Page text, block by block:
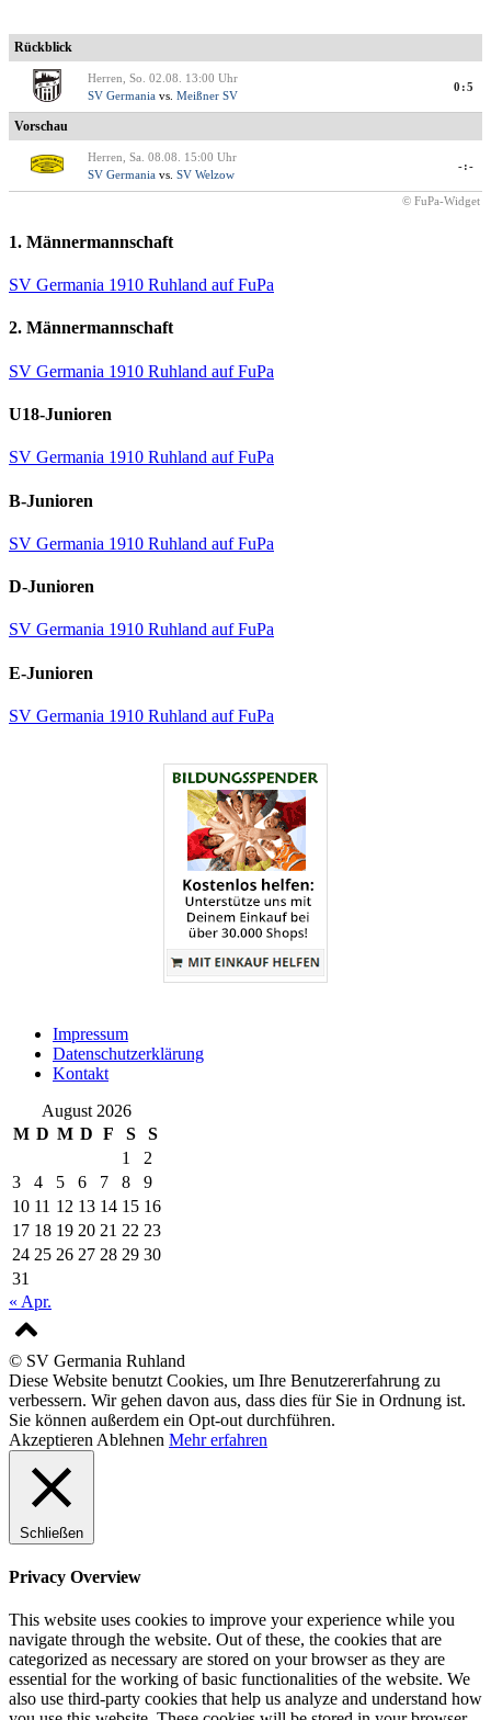
Rückblick
Herren, So. 02.08. 13:00 Uhr
SV Germania vs. Meißner SV
0:5
Vorschau
Herren, Sa. 08.08. 15:00 Uhr
SV Germania vs. SV Welzow
-:-
© FuPa-Widget
1. Männermannschaft
SV Germania 1910 Ruhland auf FuPa
2. Männermannschaft
SV Germania 1910 Ruhland auf FuPa
U18-Junioren
SV Germania 1910 Ruhland auf FuPa
B-Junioren
SV Germania 1910 Ruhland auf FuPa
D-Junioren
SV Germania 1910 Ruhland auf FuPa
E-Junioren
SV Germania 1910 Ruhland auf FuPa
Impressum
Datenschutzerklärung
Kontakt
August 2026
M D M D F S
S
1
2
3
4 5 6 7 8
9
10 11 12 13 14 15 16
17 18 19 20 21 22 23
24 25 26 27 28 29 30
31
« Apr.
© SV Germania Ruhland
Diese Website benutzt Cookies, um Ihre Benutzererfahrung zu
verbessern. Wir gehen davon aus, dass dies für Sie in Ordnung ist.
Sie können außerdem ein Opt-out durchführen.
Akzeptieren Ablehnen Mehr erfahren
Schließen
Privacy Overview
This website uses cookies to improve your experience while you
navigate through the website. Out of these, the cookies that are
categorized as necessary are stored on your browser as they are
essential for the working of basic functionalities of the website. We
also use third-party cookies that help us analyze and understand how